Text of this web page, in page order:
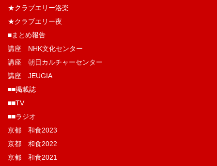
★クラブエリー洛楽
★クラブエリー夜
■まとめ報告
講座 NHK文化センター
講座 朝日カルチャーセンター
講座 JEUGIA
■■掲載誌
■■TV
■■ラジオ
京都 和食2023
京都 和食2022
京都 和食2021